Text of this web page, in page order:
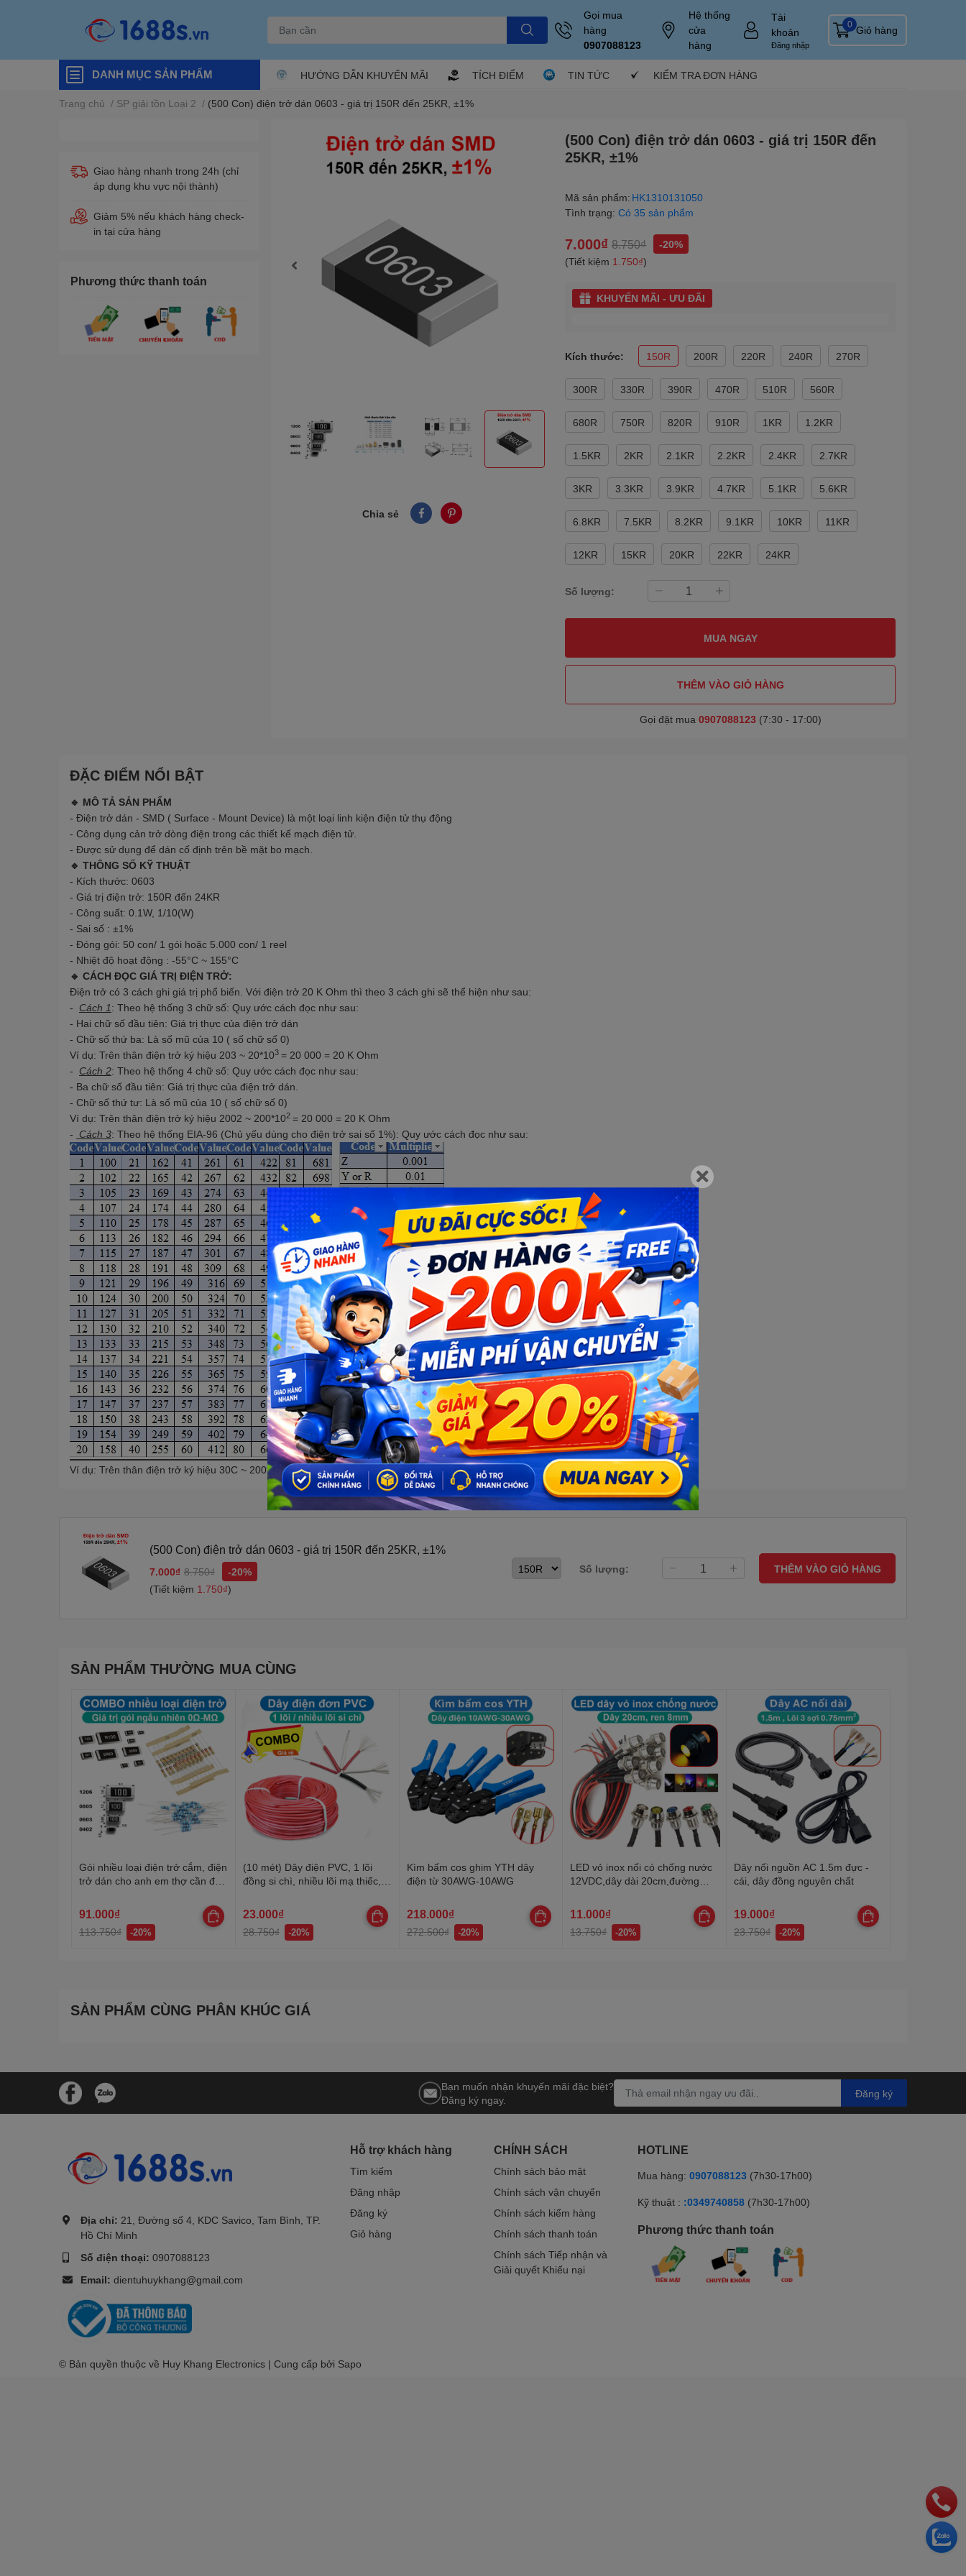
Gọi mua
hàng
0907088123
Hệ thống
cửa
hàng
Tài
khoản
Đăng nhập
Giỏ hàng
0
DANH MỤC SẢN PHẨM HƯỚNG DẪN KHUYẾN MÃI TÍCH ĐIỂM TIN TỨC KIỂM TRA ĐƠN HÀNG
Trang chủ / SP giải tồn Loại 2 / (500 Con) điện trở dán 0603 - giá trị 150R đến 25KR, ±1%
Giao hàng nhanh trong 24h (chỉ
áp dụng khu vực nội thành)
Giảm 5% nếu khách hàng check-
in tại cửa hàng
Phương thức thanh toán
Chia sẻ
(500 Con) điện trở dán 0603 - giá trị 150R đến
25KR, ±1%
Mã sản phẩm: HK1310131050
Tình trạng: Có 35 sản phẩm
7.000₫ 8.750₫
-20%
(Tiết kiệm 1.750₫)
KHUYẾN MÃI - ƯU ĐÃI
Kích thước: 150R 200R 220R 240R 270R
300R 330R 390R 470R 510R 560R
680R 750R 820R 910R 1KR 1.2KR
1.5KR 2KR 2.1KR 2.2KR 2.4KR 2.7KR
3KR 3.3KR 3.9KR 4.7KR 5.1KR 5.6KR
6.8KR 7.5KR 8.2KR 9.1KR 10KR 11KR
12KR 15KR 20KR 22KR 24KR
Số lượng:
MUA NGAY
THÊM VÀO GIỎ HÀNG
Gọi đặt mua 0907088123 (7:30 - 17:00)
ĐẶC ĐIỂM NỔI BẬT
🔹 MÔ TẢ SẢN PHẨM
- Điện trở dán - SMD ( Surface - Mount Device) là một loại linh kiện điện tử thụ động
- Công dụng cản trở dòng điện trong các thiết kế mạch điện tử.
- Được sử dụng để dán cố định trên bề mặt bo mạch.
🔹 THÔNG SỐ KỸ THUẬT
- Kích thước: 0603
- Giá trị điện trở: 150R đến 24KR
- Công suất: 0.1W, 1/10(W)
- Sai số : ±1%
- Đóng gói: 50 con/ 1 gói hoặc 5.000 con/ 1 reel
- Nhiệt độ hoạt động : -55°C ~ 155°C
🔹 CÁCH ĐỌC GIÁ TRỊ ĐIỆN TRỞ:
Điện trở có 3 cách ghi giá trị phổ biến. Với điện trở 20 K Ohm thì theo 3 cách ghi sẽ thể hiện như sau:
- Cách 1: Theo hệ thống 3 chữ số: Quy ước cách đọc như sau:
- Hai chữ số đầu tiên: Giá trị thực của điện trở dán
- Chữ số thứ ba: Là số mũ của 10 ( số chữ số 0)
Ví dụ: Trên thân điện trở ký hiệu 203 ~ 20*103 = 20 000 = 20 K Ohm
- Cách 2: Theo hệ thống 4 chữ số: Quy ước cách đọc như sau:
- Ba chữ số đầu tiên: Giá trị thực của điện trở dán.
- Chữ số thứ tư: Là số mũ của 10 ( số chữ số 0)
Ví dụ: Trên thân điện trở ký hiệu 2002 ~ 200*102 = 20 000 = 20 K Ohm
-
Cách 3: Theo hệ thống EIA-96 (Chủ yếu dùng cho điện trở sai số 1%): Quy ước cách đọc như sau:
Ví dụ: Trên thân điện trở ký hiệu 30C ~ 200*100 = 20 000 = 20 K Ohm
(500 Con) điện trở dán 0603 - giá trị 150R đến 25KR, ±1%
7.000₫ 8.750₫
-20%
(Tiết kiệm 1.750₫)
Số lượng: THÊM VÀO GIỎ HÀNG
SẢN PHẨM THƯỜNG MUA CÙNG
Gói nhiều loại điện trở cắm, điện
trở dán cho anh em thợ cần đủ
91.000₫
113.750₫ -20%
(10 mét) Dây điện PVC, 1 lõi
đồng si chì, nhiều lõi mạ thiếc,
23.000₫
28.750₫ -20%
Kìm bấm cos ghim YTH dây
điện từ 30AWG-10AWG
218.000₫
272.500₫ -20%
LED vỏ inox nối có chống nước
12VDC,dây dài 20cm,đường
11.000₫
13.750₫ -20%
Dây nối nguồn AC 1.5m đực -
cái, dây đồng nguyên chất
19.000₫
23.750₫ -20%
SẢN PHẨM CÙNG PHÂN KHÚC GIÁ
Bạn muốn nhận khuyến mãi đặc biệt?
Đăng ký ngay.
Đăng ký
Địa chỉ: 21, Đường số 4, KDC Savico, Tam Bình, TP.
Hồ Chí Minh
Số điện thoại: 0907088123
Email: dientuhuykhang@gmail.com
Hỗ trợ khách hàng
Tìm kiếm
Đăng nhập
Đăng ký
Giỏ hàng
CHÍNH SÁCH
Chính sách bảo mật
Chính sách vận chuyển
Chính sách kiểm hàng
Chính sách thanh toán
Chính sách Tiếp nhận và
Giải quyết Khiếu nại
HOTLINE
Mua hàng: 0907088123 (7h30-17h00)
Kỹ thuật : :0349740858 (7h30-17h00)
Phương thức thanh toán
© Bản quyền thuộc về Huy Khang Electronics | Cung cấp bởi Sapo